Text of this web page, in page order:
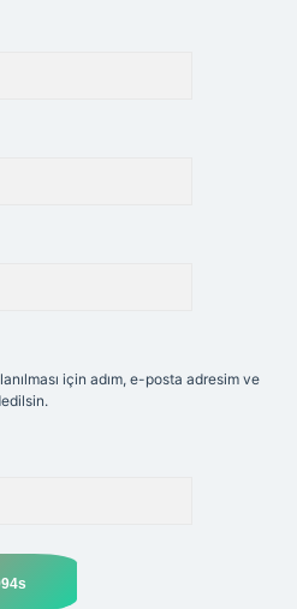
için adım, e-posta adresim ve